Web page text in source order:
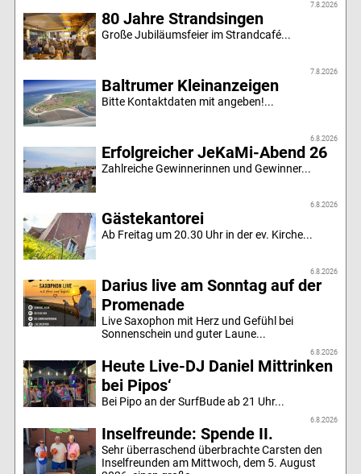
7.8.2026
80 Jahre Strandsingen
Große Jubiläumsfeier im Strandcafé...
7.8.2026
Baltrumer Kleinanzeigen
Bitte Kontaktdaten mit angeben!...
6.8.2026
Erfolgreicher JeKaMi-Abend 26
Zahlreiche Gewinnerinnen und Gewinner...
6.8.2026
Gästekantorei
Ab Freitag um 20.30 Uhr in der ev. Kirche...
6.8.2026
Darius live am Sonntag auf der
Promenade
Live Saxophon mit Herz und Gefühl bei
Sonnenschein und guter Laune...
6.8.2026
Heute Live-DJ Daniel Mittrinken
bei Pipos‘
Bei Pipo an der SurfBude ab 21 Uhr...
6.8.2026
Inselfreunde: Spende II.
Sehr überraschend überbrachte Carsten den
Inselfreunden am Mittwoch, dem 5. August